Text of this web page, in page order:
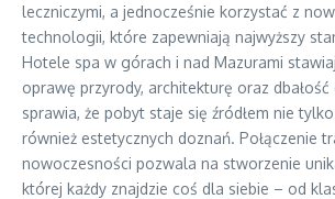
leczniczymi, a jednocześnie korzystać z
technologii, które zapewniają najwyższy
Hotele spa w górach i nad Mazurami
oprawę przyrody, architekturę oraz
sprawia, że pobyt staje się źródłem nie
również estetycznych doznań. Połączenie
nowoczesności pozwala na stworzenie
której każdy znajdzie coś dla siebie – od